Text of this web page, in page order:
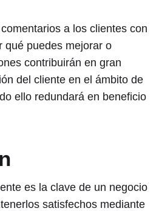
a los clientes con
qué puedes mejorar o
contribuirán en gran
del cliente en el ámbito de
ello redundará en beneficio
es la clave de un negocio
satisfechos mediante